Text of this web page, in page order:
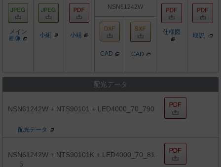
メイン
画像
小組 小組
NSN61242W
仕様図 取説
CAD CAD
配光データ
NSN61242W + NTS90101 + LED4000_70_790
配光データ
NSN61242W + NTS90101K + LED4000_70_81
5